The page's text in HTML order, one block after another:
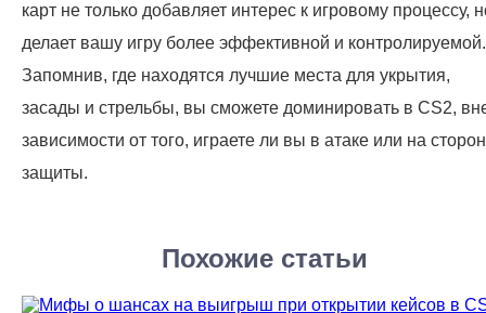
карт не только добавляет интерес к игровому процессу,
делает вашу игру более эффективной и контролируемой.
Запомнив, где находятся лучшие места для укрытия,
засады и стрельбы, вы сможете доминировать в CS2,
зависимости от того, играете ли вы в атаке или на
защиты.
Похожие статьи